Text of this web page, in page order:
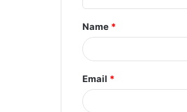
Name *
Email *